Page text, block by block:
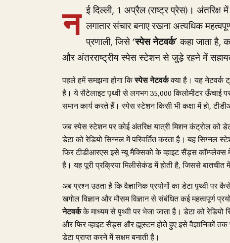
न ई दिल्ली, 1 अप्रैल (राष्ट्र प्रेस)। अंतरिक्ष
लगातार संचार बनाए रखना अत्यधिक
प्रणाली, जिसे‘स्पेस नेटवर्क’कहा जाता है,
और अंतरराष्ट्रीय स्पेस स्टेशन से जुड़े रहने में
पहले हमें समझना होगा किस्पेस नेटवर्कक्या है। यह नेटवर्क
है। ये सैटेलाइट पृथ्वी से लगभग 35,000 किलोमीटर ऊँचाई
समान कार्य करते हैं। स्पेस स्टेशन किसी भी कक्षा में हो,
जब स्पेस स्टेशन पर कोई अंतरिक्ष यात्री मिशन कंट्रोल को
डेटा को रेडियो सिग्नल में परिवर्तित करता है। यह
फिर टीडीआरएस इसे न्यू मैक्सिको के व्हाइट सैंड्स
है। यह पूरी प्रक्रिया मिलीसेकंड में होती है, जिससे बातचीत में
अब प्रश्न उठता है कि वैज्ञानिक प्रयोगों का डेटा पृथ्वी पर
खगोल विज्ञान और मौसम विज्ञान से संबंधित कई महत्वपूर्ण
नेटवर्कके माध्यम से पृथ्वी पर भेजा जाता है। डेटा को
और फिर व्हाइट सैंड्स और ह्यूस्टन होते हुए इसे वैज्ञानिकों तक
डेटा प्राप्त करने में सक्षम बनाती है।